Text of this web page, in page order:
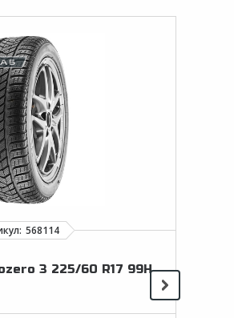
3 225/60 R17 99H